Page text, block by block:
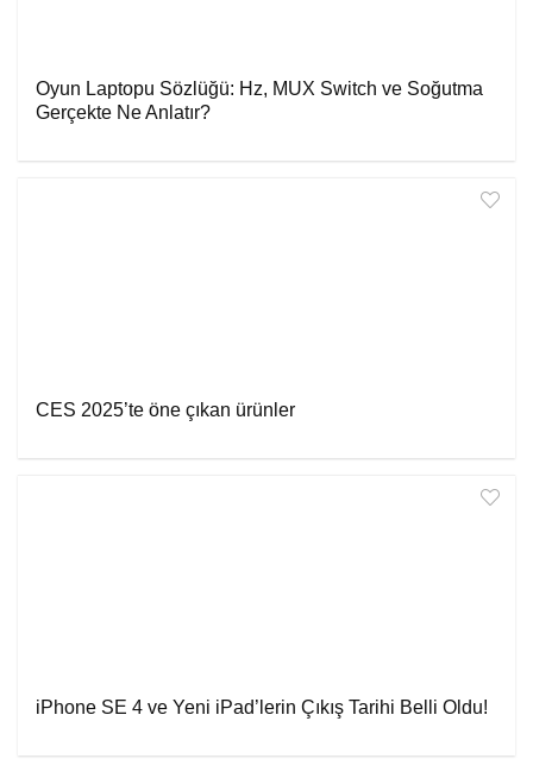
Oyun Laptopu Sözlüğü: Hz, MUX Switch ve Soğutma
Gerçekte Ne Anlatır?
CES 2025’te öne çıkan ürünler
iPhone SE 4 ve Yeni iPad’lerin Çıkış Tarihi Belli Oldu!